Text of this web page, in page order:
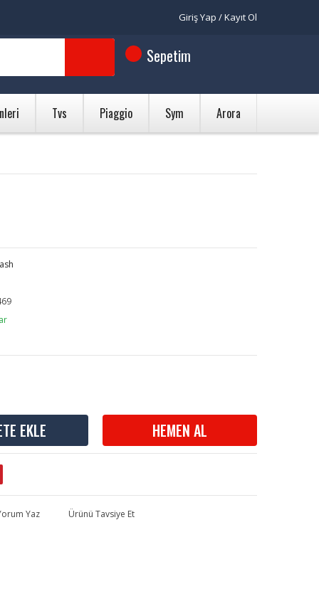
Giriş Yap / Kayıt Ol
Sepetim
Tvs Piaggio Sym Arora
EKLE HEMEN AL
Yaz Ürünü Tavsiye Et